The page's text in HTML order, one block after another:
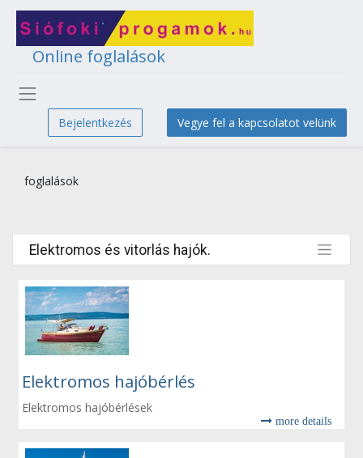
Online foglalások
Bejelentkezés Vegye fel a kapcsolatot velünk
foglalások
Elektromos és vitorlás hajók.
Elektromos hajóbérlés
Elektromos hajóbérlések
more details